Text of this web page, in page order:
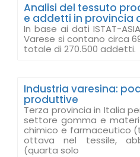
Analisi del tessuto
e addetti in provincia
In base ai dati ISTAT-
Varese si contano circa
totale di 270.500 addetti.
Industria varesina:
produttive
Terza provincia in Italia
settore gomma e
chimico e farmaceutico
ottava nel tessile,
(quarta solo